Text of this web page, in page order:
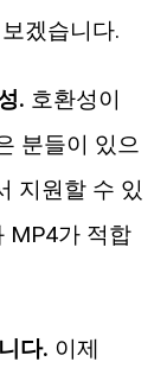
겠습니다.
. 호환성이
분들이 있으
지원할 수 있
MP4가 적합
다. 이제